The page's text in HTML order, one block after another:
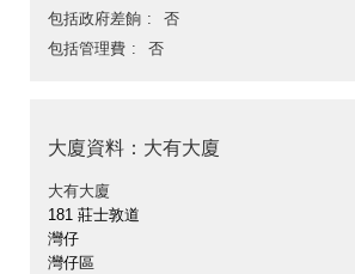
包括政府差餉
否
包括管理費
否
大廈資料：大有大廈
大有大廈
181 莊士敦道
灣仔
灣仔區